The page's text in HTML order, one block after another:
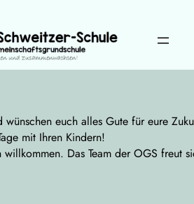
euch alles Gute für eure
mit Ihren Kindern!
Das Team der OGS